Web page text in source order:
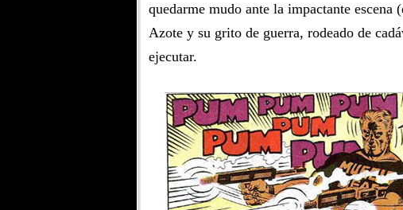
quedarme mudo ante la impactante escena
Azote y su grito de guerra, rodeado de
ejecutar.